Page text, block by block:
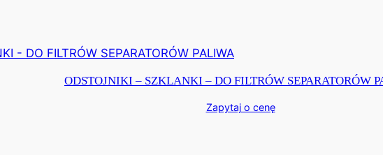
ODSTOJNIKI – SZKLANKI – DO FILTRÓW SEPARATORÓW
Zapytaj o cenę